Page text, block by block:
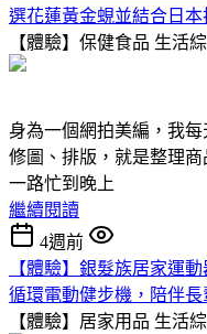
選花蓮黃金蜆並結合日
【體驗】保健食品 生活
身為一個網拍美編，我
修圖、排版，就是整理
一路忙到晚上
繼續閱讀
4週前
【體驗】銀髮族居家運
循環電動健步機，陪伴
【體驗】居家用品 生活